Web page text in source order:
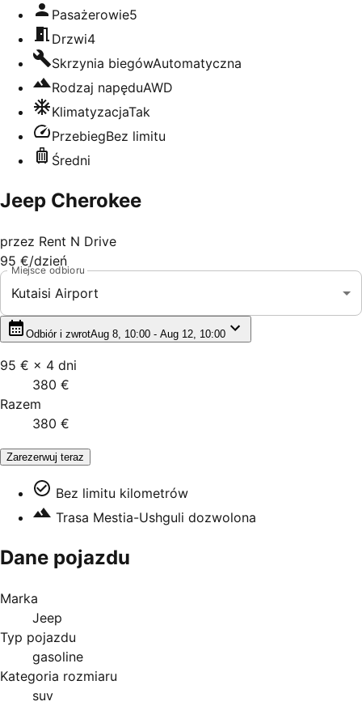
Pasażerowie5
Drzwi4
Skrzynia biegówAutomatyczna
Rodzaj napęduAWD
KlimatyzacjaTak
PrzebiegBez limitu
Średni
Jeep Cherokee
przez Rent N Drive
95 €/dzień
Miejsce odbioru
Kutaisi Airport
Odbiór i zwrotAug 8, 10:00 - Aug 12, 10:00
95 € × 4 dni
380 €
Razem
380 €
Zarezerwuj teraz
Bez limitu kilometrów
Trasa Mestia-Ushguli dozwolona
Dane pojazdu
Marka
Jeep
Typ pojazdu
gasoline
Kategoria rozmiaru
suv